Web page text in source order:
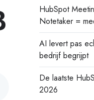
HubSpot
Notetaker =
AI levert pas
bedrijf begrijpt
De laatste
2026